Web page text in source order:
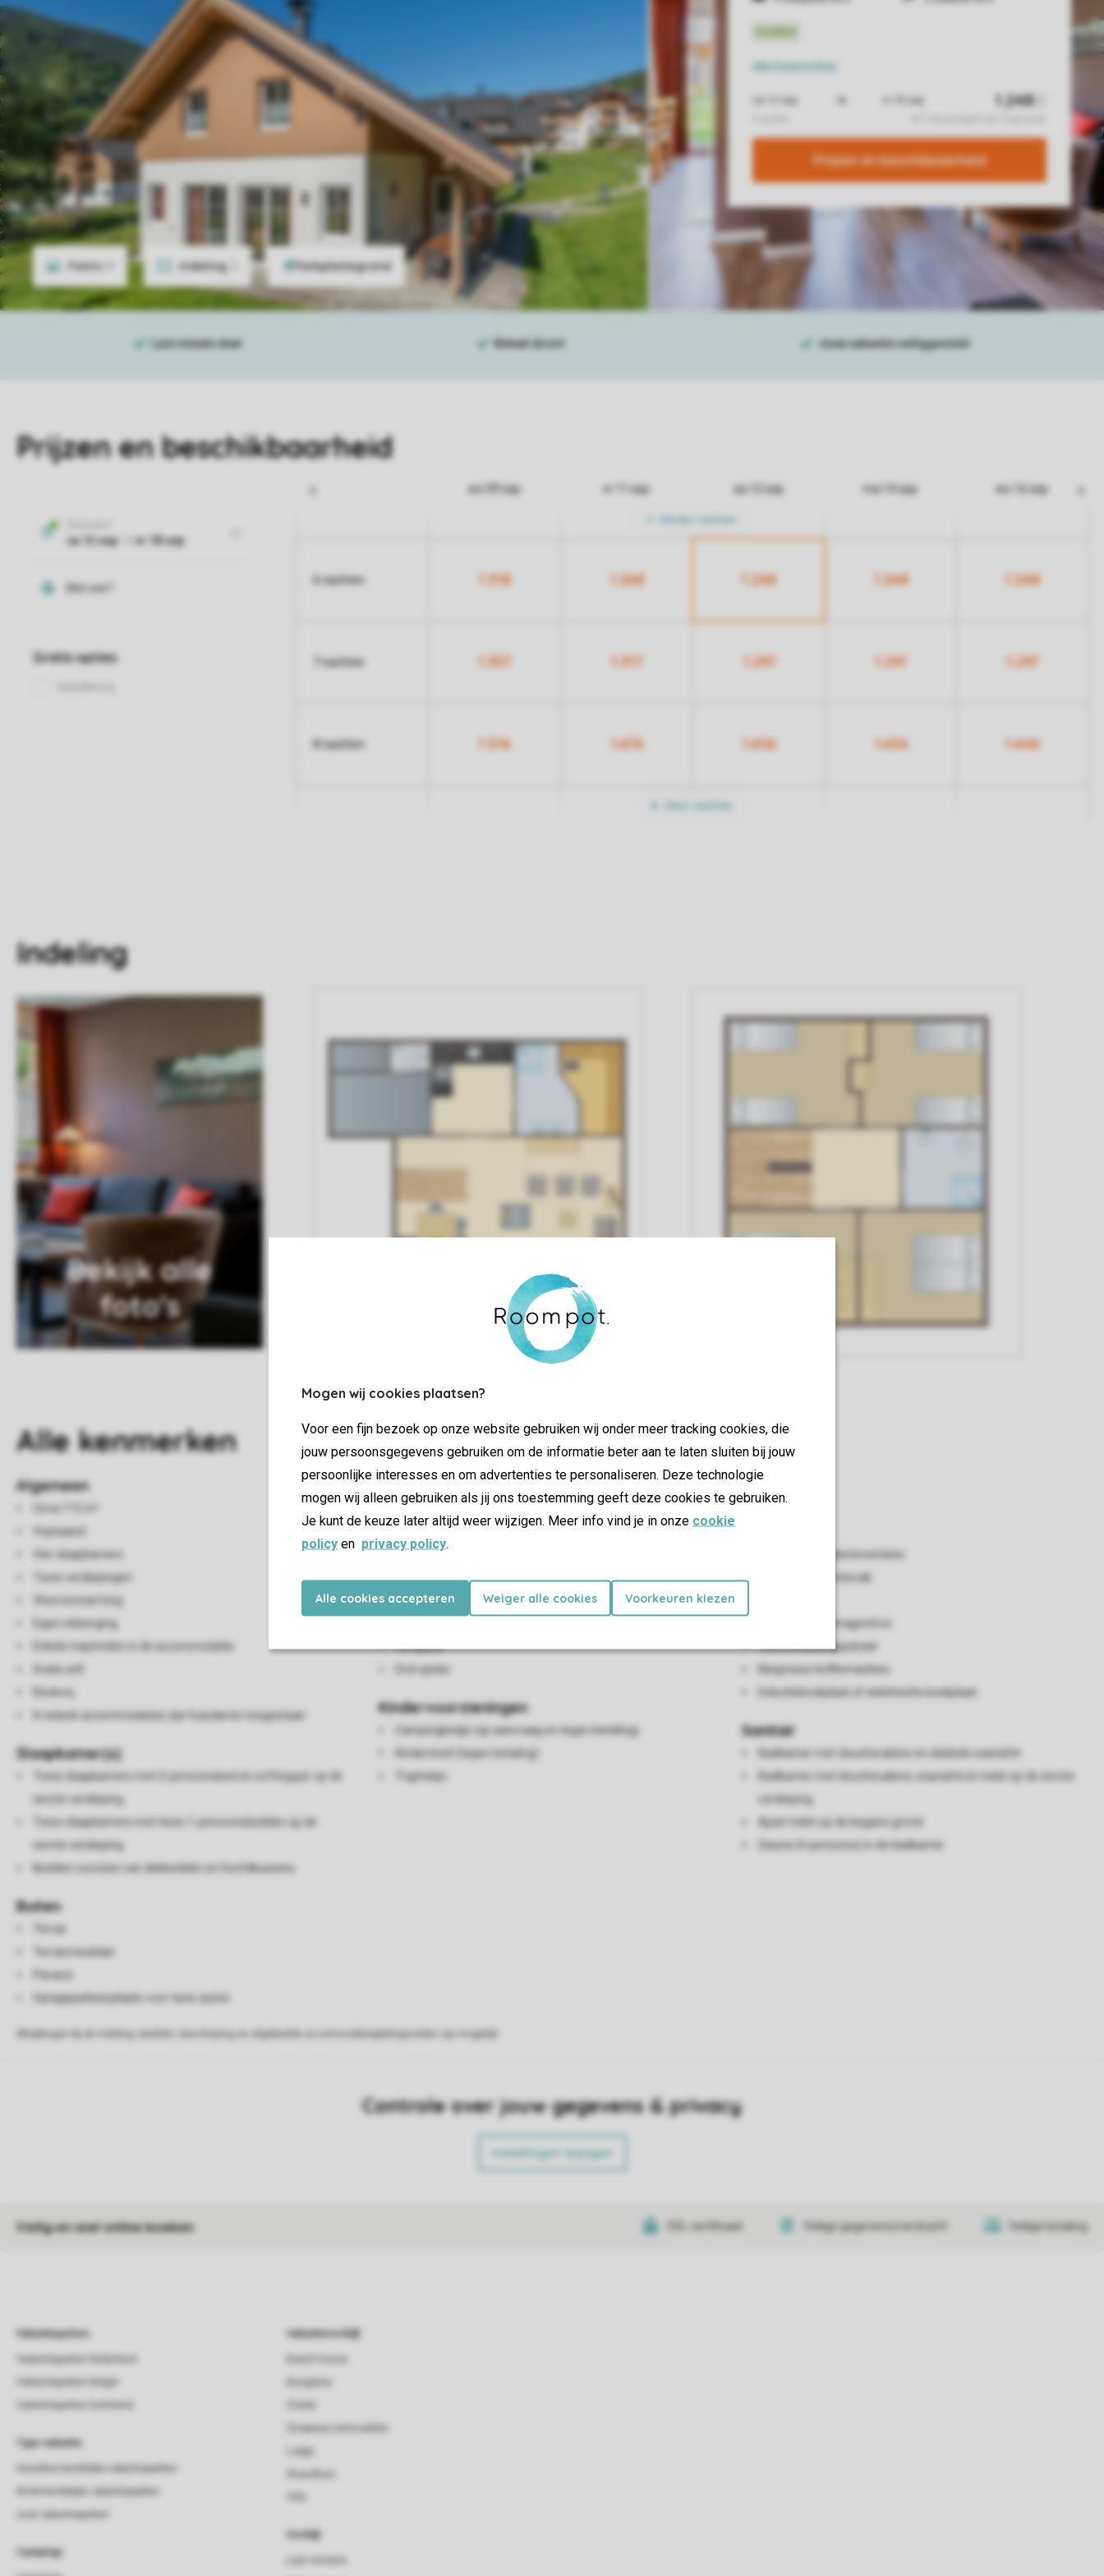
Mogen wij cookies plaatsen?
Voor een fijn bezoek op onze website gebruiken wij onder meer tracking cookies, die
jouw persoonsgegevens gebruiken om de informatie beter aan te laten sluiten bij jouw
persoonlijke interesses en om advertenties te personaliseren. Deze technologie
mogen wij alleen gebruiken als jij ons toestemming geeft deze cookies te gebruiken.
Je kunt de keuze later altijd weer wijzigen. Meer info vind je in onze cookie
policy en privacy policy.
Alle cookies accepteren Weiger alle cookies Voorkeuren kiezen
Foto's Indeling
Alle kenmerken
Prijzen en beschikbaarheid
Prijzen en beschikbaarheid
wo 09 sep vr 11 sep za 12 sep ma 14 sep wo 16 sep
6 nachten 1.318 1.268 1.248 1.248 1.248
7 nachten 1.357 1.317 1.297 1.297 1.297
8 nachten 1.516 1.476 1.456 1.456 1.446
Indeling
Bekijk alle
foto's
Allekenmerken
Algemeen
Circa 115 m²
Vrijstaand
Vier slaapkamers
Twee verdiepingen
Vloerverwarming
Eigen skiberging
Enkele traptreden in de accommodatie
Gratis wifi
Rookvrij
In enkele accommodaties zijn huisdieren toegestaan
Slaapkamer(s)
Twee slaapkamers met 2-persoonsbed en softtopper op de
eerste verdieping
Twee slaapkamers met twee 1-persoonsbedden op de
eerste verdieping
Bedden voorzien van dekbedden en hoofdkussens
Buiten
Terras
Terrasmeubilair
Parasol
Garageparkeerplaats voor twee auto's
Woon-/eetkamer
2-persoonsbedbank
Eethoek
Houtkachel
Flatscreen-tv
Cd-speler
Dvd-speler
Kindervoorzieningen
Campingbedje (op aanvraag en tegen betaling)
Kinderstoel (tegen betaling)
Traphekje
Keuken
Standaard keukeninventaris
Koelkast met vriesvak
Oven of combimagnetron
Filterkoffiezetapparaat
Nespresso koffiemachine
Inductiekookplaat of elektrische kookplaat
Sanitair
Badkamer met douchecabine en dubbele wastafel
Badkamer met douchecabine, wastafel en toilet op de eerste
verdieping
Apart toilet op de begane grond
Sauna (4-persoons) in de badkamer
Controle over jouw gegevens & privacy
Instellingen wijzigen
Veilig en snel online boeken SSL certificaat Veilige gegevensoverdracht Veilige betaling
Vakantieparken
Type vakantie
Campings
Vakantieverblijf